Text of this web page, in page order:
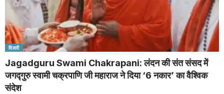
दिल्ली
Jagadguru Swami Chakrapani: लंदन की संत संसद में
जगद्गुरु स्वामी चक्रपाणि जी महाराज ने दिया ‘6 नकार’ का वैश्विक
संदेश